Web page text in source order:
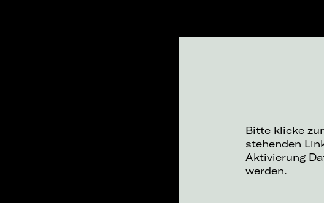
Bitte klicke
stehenden
Aktivierung
werden.